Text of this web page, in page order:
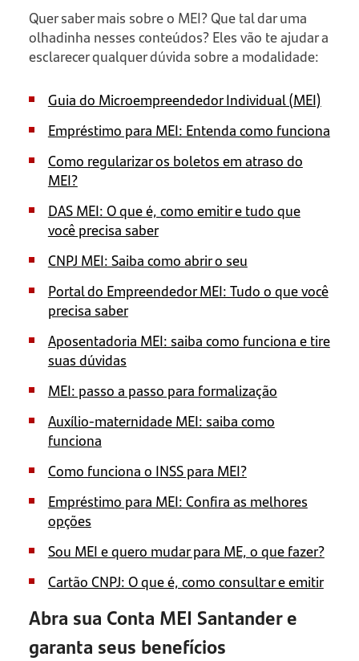
Quer saber mais sobre o MEI? Que tal dar uma
olhadinha nesses conteúdos? Eles vão te ajudar a
esclarecer qualquer dúvida sobre a modalidade:
Guia do Microempreendedor Individual (MEI)
Empréstimo para MEI: Entenda como funciona
Como regularizar os boletos em atraso do
MEI?
DAS MEI: O que é, como emitir e tudo que
você precisa saber
CNPJ MEI: Saiba como abrir o seu
Portal do Empreendedor MEI: Tudo o que você
precisa saber
Aposentadoria MEI: saiba como funciona e tire
suas dúvidas
MEI: passo a passo para formalização
Auxílio-maternidade MEI: saiba como
funciona
Como funciona o INSS para MEI?
Empréstimo para MEI: Confira as melhores
opções
Sou MEI e quero mudar para ME, o que fazer?
Cartão CNPJ: O que é, como consultar e emitir
Abra sua Conta MEI Santander e
garanta seus benefícios